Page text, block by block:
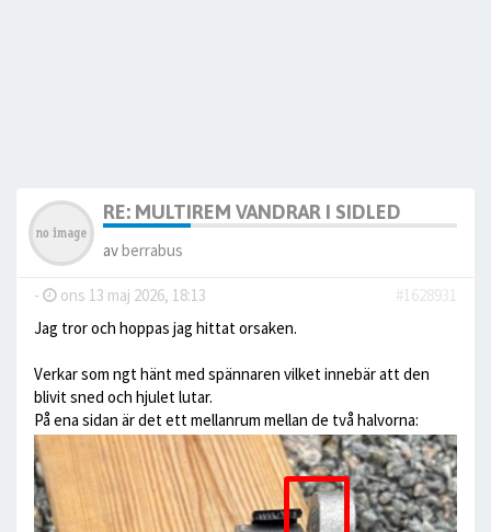
RE: MULTIREM VANDRAR I SIDLED
avberrabus
- ons 13 maj 2026, 18:13
#1628931
Jag tror och hoppas jag hittat orsaken.
Verkar som ngt hänt med spännaren vilket innebär att den
blivit sned och hjulet lutar.
På ena sidan är det ett mellanrum mellan de två halvorna: